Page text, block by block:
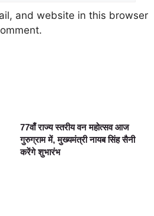
and website in this browser
77वाँ राज्य स्तरीय वन महोत्सव आज
गुरुग्राम में, मुख्यमंत्री नायब सिंह सैनी
करेंगे शुभारंभ